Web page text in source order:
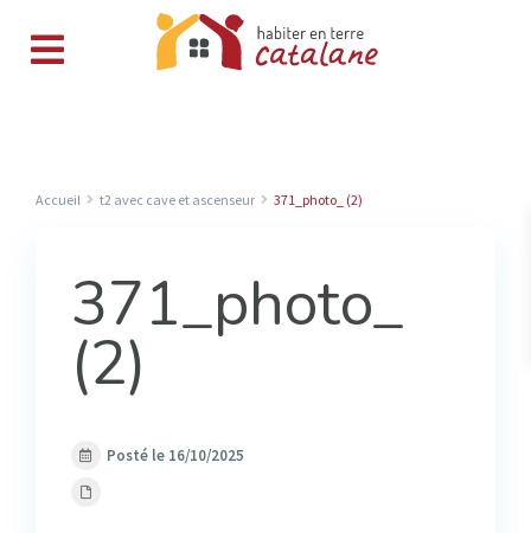
Accueil t2 avec cave et ascenseur 371_photo_ (2)
371_photo_
(2)
Posté le 16/10/2025